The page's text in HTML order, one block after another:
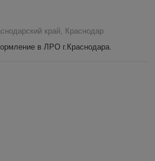
край, Краснодар
в ЛРО г.Краснодара.